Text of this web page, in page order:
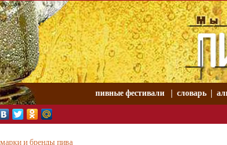
пивные фестивали словарь
и бренды пива